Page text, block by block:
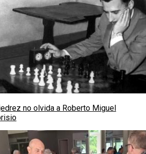
no olvida a Roberto Miguel